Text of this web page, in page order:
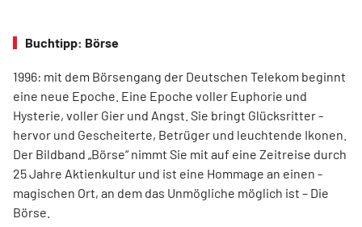
Buchtipp: Börse
1996: mit dem ­Börsen­­gang der Deutschen Telekom ­beginnt
eine neue ­Epoche. Eine Epoche voller ­Euphorie und
Hysterie, ­voller Gier und Angst. Sie bringt Glücksritter ­
hervor und ­Gescheiterte, ­Betrüger und leuchtende Ikonen.
Der Bildband ­„Börse“ nimmt Sie mit auf eine Zeit­reise durch
25 Jahre Aktienkultur und ist eine Hommage an ­einen ­
magischen Ort, an dem das Unmögliche ­möglich ist – Die
Börse.